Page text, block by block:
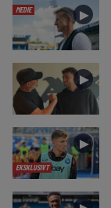
MEDIE ►
►
EKSKLUSIVT
►